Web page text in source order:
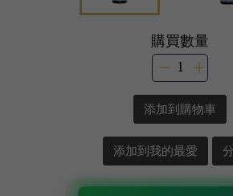
購買數量
添加到購物車
添加到我的最愛